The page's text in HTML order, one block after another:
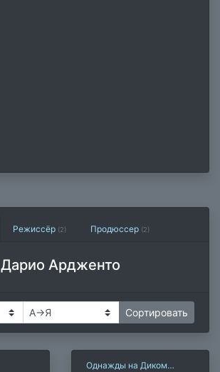
Режиссёр (2) Продюссер (2)
Дарио Ардженто
Однажды на Диком